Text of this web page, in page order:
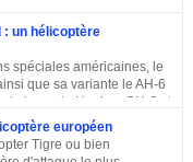
était doté de la même
rotor principal que le
vol en septembre
en service dans quelques
de construire un
: un hélicoptère
spéciales américaines, le
que sa variante le AH-6
la base du Hughes OH-6 et
américain MD
américaine a évoqué
qui serait
européen
Tigre ou bien